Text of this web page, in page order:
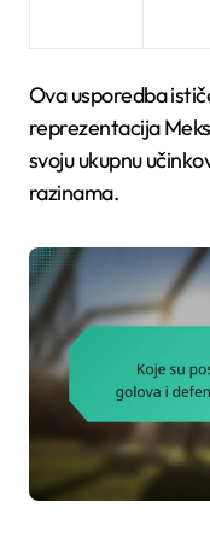
Ova usporedba
reprezentacija
svoju ukupnu
razinama.